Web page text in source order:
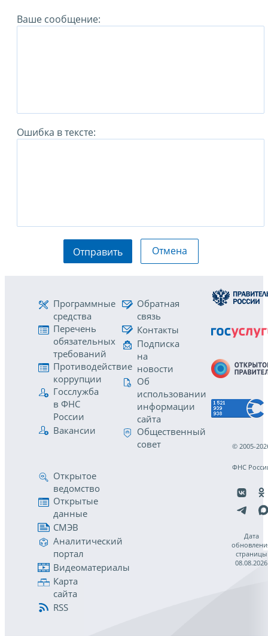
Ваше сообщение:
Ошибка в тексте:
Отправить Отмена
Программные
средства
Перечень
обязательных
требований
Противодействие
коррупции
Госслужба
в ФНС
России
Вакансии
Обратная
связь
Контакты
Подписка
на
новости
Об
использовании
информации
сайта
Общественный
совет
Открытое
ведомство
Открытые
данные
СМЭВ
Аналитический
портал
Видеоматериалы
Карта
сайта
RSS
© 2005-
ФНС
Дата
страницы
08.08.2026